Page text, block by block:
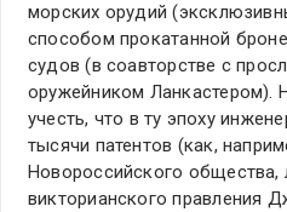
морских орудий
способом прокатанной
судов (в соавторстве с
оружейником Ланкастером).
учесть, что в ту эпоху
тысячи патентов (как,
Новороссийского общества,
викторианского правления